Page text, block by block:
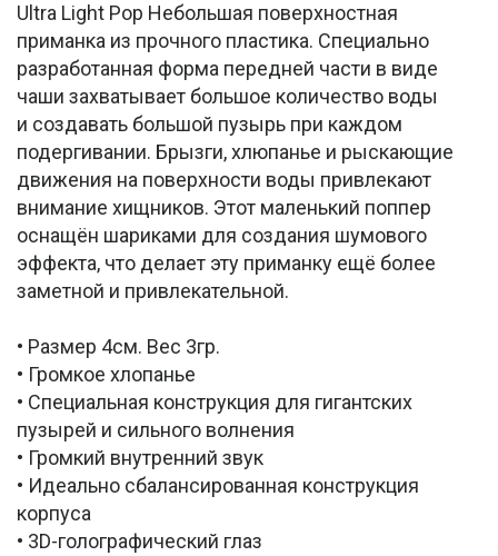
Ultra Light Pop Небольшая поверхностная
приманка из прочного пластика. Специально
разработанная форма передней части в виде
чаши захватывает большое количество воды
и создавать большой пузырь при каждом
подергивании. Брызги, хлюпанье и рыскающие
движения на поверхности воды привлекают
внимание хищников. Этот маленький поппер
оснащён шариками для создания шумового
эффекта, что делает эту приманку ещё более
заметной и привлекательной.
• Размер 4см. Вес 3гр.
• Громкое хлопанье
• Специальная конструкция для гигантских
пузырей и сильного волнения
• Громкий внутренний звук
• Идеально сбалансированная конструкция
корпуса
• 3D-голографический глаз